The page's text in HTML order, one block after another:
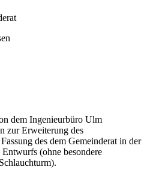
dem Ingenieurbüro Ulm
zur Erweiterung des
des dem Gemeinderat in der
(ohne besondere